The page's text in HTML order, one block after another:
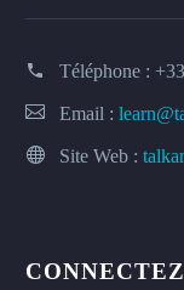
Téléphone :
Email :
Site Web :